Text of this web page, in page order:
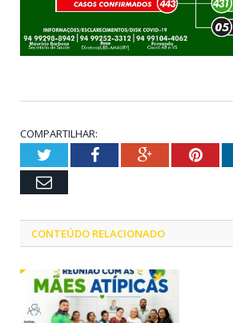
COMPARTILHAR:
TwitterFacebookGoogle+
Email
CONTEÚDO RELACIONADO